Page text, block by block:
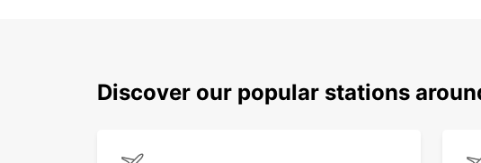
Discover our popular stations